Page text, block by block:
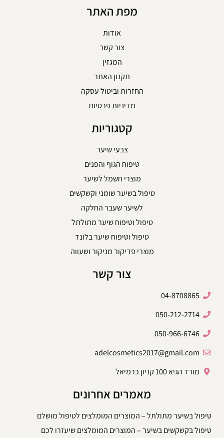
מפת האתר
אודות
צור קשר
המגזין
תקנון האתר
החזרות וביטול עסקה
מדיניות פרטיות
קטגוריות
צבעי שיער
טיפוח הגוף והפנים
מוצרי חשמל לשיער
טיפול בשיער שומני וקשקשים
לשיער שעבר החלקה
טיפול וטיפוח שיער מתולתל
טיפול וטיפוח שיער בלונד
מוצרי פדיקור מניקור ושעווה
צור קשר
04-8708865
050-212-2714
050-966-6746
adelcosmetics2017@gmail.com
מורד הגיא 100 קניון כרמיאל
מאמרים אחרונים
טיפול בשיער מתולתל – המוצרים המומלצים לטיפול מושלם
טיפול בקשקשים בשיער – המוצרים המומלצים שיעזרו לכם